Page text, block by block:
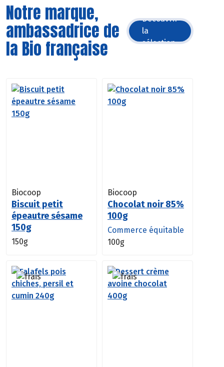
Notre marque,
ambassadrice de
la Bio française
Découvrir
la
sélection
Biocoop
Biscuit petit
épeautre sésame
150g
150g
Biocoop
Chocolat noir 85%
100g
Commerce équitable
100g